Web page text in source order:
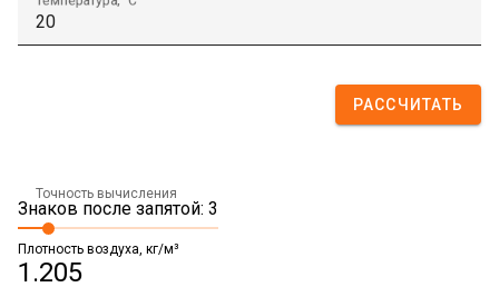
РАССЧИТАТЬ
Точность вычисления
Знаков после запятой: 3
Плотность воздуха, кг/м³
1.205